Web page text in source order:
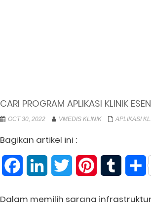
CARI PROGRAM APLIKASI KLINIK
OCT 30, 2022 VMEDIS KLINIK APLIKASI
Bagikan artikel ini :
FacebookLinkedIn Twitter PinterestTumblr
Dalam memilih sarana